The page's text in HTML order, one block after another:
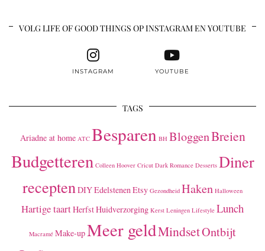
VOLG LIFE OF GOOD THINGS OP INSTAGRAM EN YOUTUBE
INSTAGRAM YOUTUBE
TAGS
Ariadne at home ATC Besparen BH BloggenBreien
Budgetteren Colleen Hoover Cricut Dark Romance Desserts Diner
receptenDIYEdelstenenEtsy Gezondheid Haken Halloween
Hartige taartHerfstHuidverzorging Kerst Leningen Lifestyle Lunch
Macramé Make-upMeer geldMindsetOntbijt